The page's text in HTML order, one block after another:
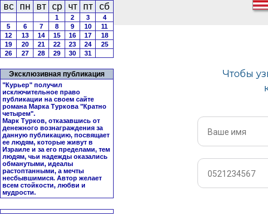
вс пн вт ср чт пт сб
1 2 3
4
5
6 7 8 9 10
11
12
13 14 15 16 17
18
19
20 21 22 23 24
25
26
27 28 29 30 31
Эксклюзивная публикация
"Курьер" получил
исключительное право
публикации на своем сайте
романа Марка Туркова "Кратно
четырем".
Марк Турков, отказавшись от
денежного вознаграждения за
данную публикацию, посвящает
ее людям, которые живут в
Израиле и за его пределами, тем
людям, чьи надежды оказались
обманутыми, идеалы
растоптанными, а мечты
несбывшимися. Автор желает
всем стойкости, любви и
мудрости.